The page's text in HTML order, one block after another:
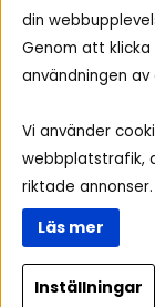
Hemmaljud
Medarbetare
Vad passar i
Yamaha
Ljud till A-
Ljud till båten
Ljud till lastbil
Ljus till A-
din
Genom att
användningen
Vi använder
webbplatstrafik,
riktade annonser.
Läs mer
Inställningar